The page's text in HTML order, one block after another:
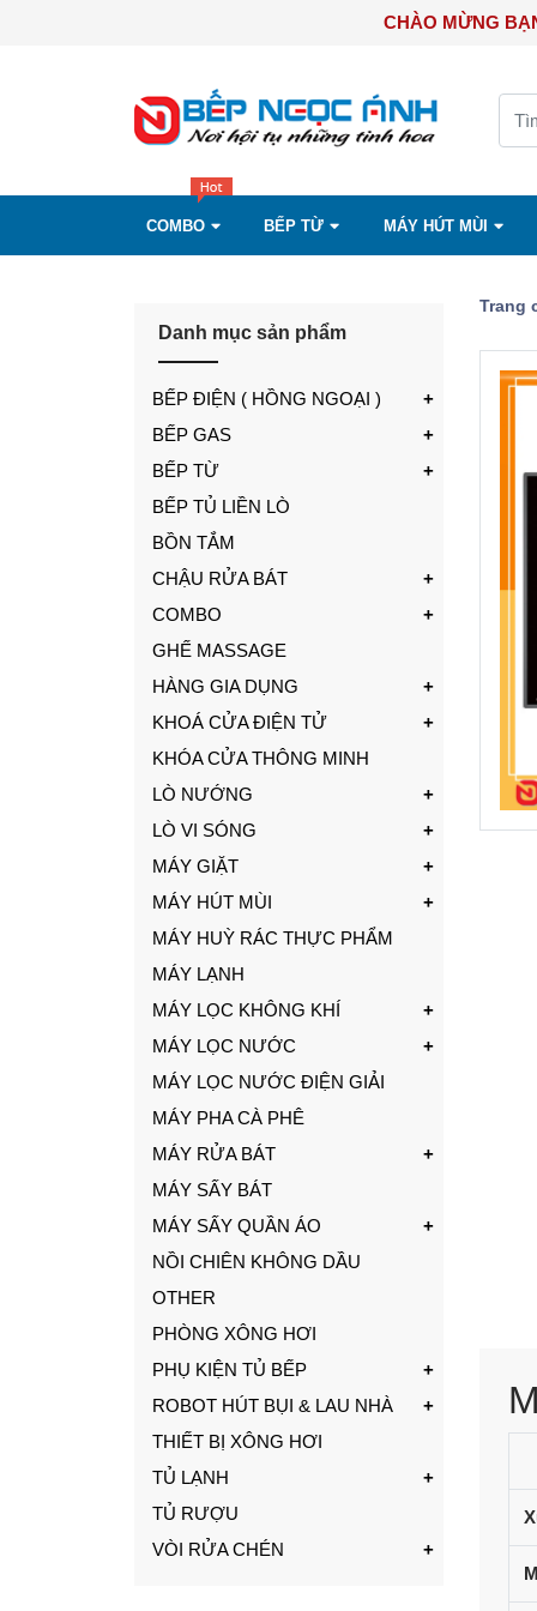
CHÀO
COMBO BẾP TỪ MÁY HÚT MÙI
Danh mục sản phẩm
BẾP ĐIỆN ( HỒNG NGOẠI )
BẾP GAS
BẾP TỪ
BẾP TỦ LIỀN LÒ
BỒN TẮM
CHẬU RỬA BÁT
COMBO
GHẾ MASSAGE
HÀNG GIA DỤNG
KHOÁ CỬA ĐIỆN TỬ
KHÓA CỬA THÔNG MINH
LÒ NƯỚNG
LÒ VI SÓNG
MÁY GIẶT
MÁY HÚT MÙI
MÁY HUỲ RÁC THỰC PHẨM
MÁY LẠNH
MÁY LỌC KHÔNG KHÍ
MÁY LỌC NƯỚC
MÁY LỌC NƯỚC ĐIỆN GIẢI
MÁY PHA CÀ PHÊ
MÁY RỬA BÁT
MÁY SẤY BÁT
MÁY SẤY QUẦN ÁO
NỒI CHIÊN KHÔNG DẦU
OTHER
PHÒNG XÔNG HƠI
PHỤ KIỆN TỦ BẾP
ROBOT HÚT BỤI & LAU NHÀ
THIẾT BỊ XÔNG HƠI
TỦ LẠNH
TỦ RƯỢU
VÒI RỬA CHÉN
Trang